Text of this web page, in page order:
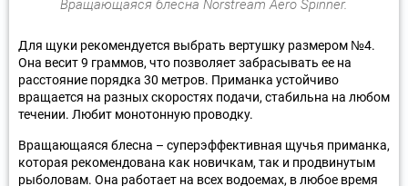
Вращающаяся блесна Norstream Aero Spinner.
Для щуки рекомендуется выбрать вертушку размером №4.
Она весит 9 граммов, что позволяет забрасывать ее на
расстояние порядка 30 метров. Приманка устойчиво
вращается на разных скоростях подачи, стабильна на любом
течении. Любит монотонную проводку.
Вращающаяся блесна – суперэффективная щучья приманка,
которая рекомендована как новичкам, так и продвинутым
рыболовам. Она работает на всех водоемах, в любое время